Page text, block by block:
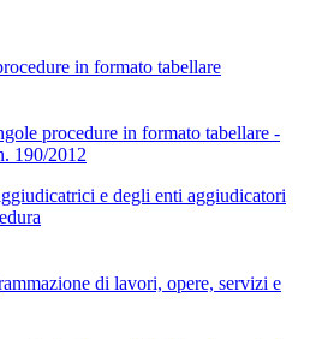
in formato tabellare
procedure in formato tabellare -
190/2012
e degli enti aggiudicatori
di lavori, opere, servizi e